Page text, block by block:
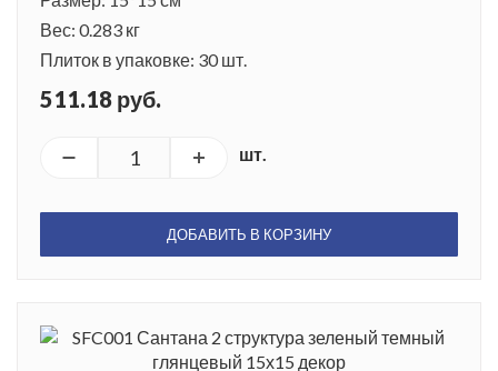
Вес: 0.283 кг
Плиток в упаковке: 30 шт.
511.18 руб.
шт.
ДОБАВИТЬ В КОРЗИНУ